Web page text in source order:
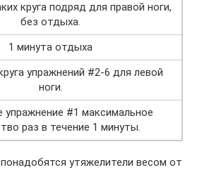
круга подряд для правой ноги,
без отдыха.
1 минута отдыха
упражнений #2-6 для левой
ноги.
упражнение #1 максимальное
раз в течение 1 минуты.
утяжелители весом от